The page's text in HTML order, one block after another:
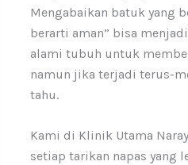
Mengabaikan batuk yang
berarti aman” bisa
alami tubuh untuk
namun jika terjadi terus-
tahu.
Kami di Klinik Utama
setiap tarikan napas yang